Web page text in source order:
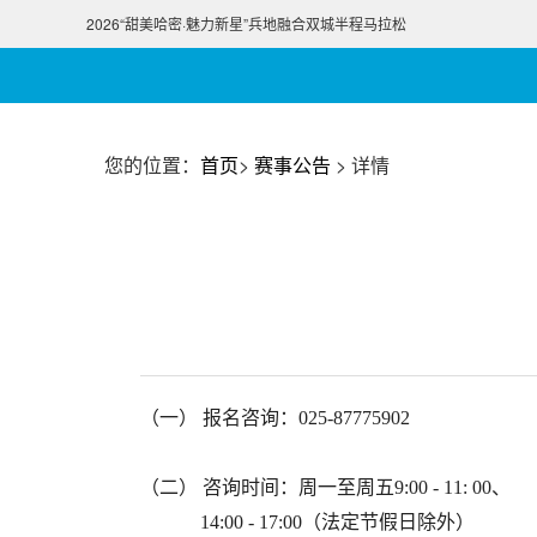
2026“甜美哈密·魅力新星”兵地融合双城半程马拉松
您的位置： 首页> 赛事公告 > 详情
（一） 报名咨询：025-87775902
（二） 咨询时间：周一至周五9:00 - 11: 00、
14:00 - 17:00（法定节假日除外）